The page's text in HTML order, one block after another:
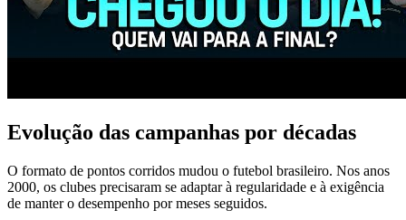
Evolução das campanhas por décadas
O formato de pontos corridos mudou o futebol brasileiro. Nos anos
2000, os clubes precisaram se adaptar à regularidade e à exigência
de manter o desempenho por meses seguidos.